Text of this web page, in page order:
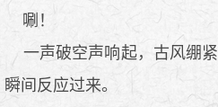
唰！
一声破空声响起，古风绷紧
瞬间反应过来。